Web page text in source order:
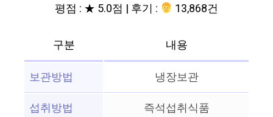
평점 : ★ 5.0점 | 후기 :
‍‍ 13,868건
구분
내용
보관방법
냉장보관
섭취방법
즉석섭취식품